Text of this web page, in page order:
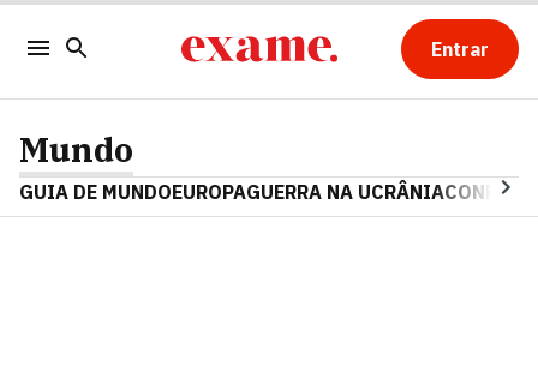
Entrar
Mundo
GUIA DE MUNDOEUROPAGUERRA NA UCRÂNIA